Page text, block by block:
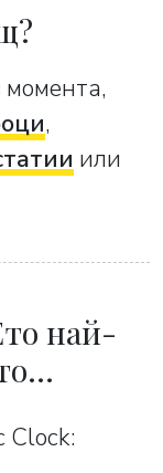
,
или
най-
Clock: